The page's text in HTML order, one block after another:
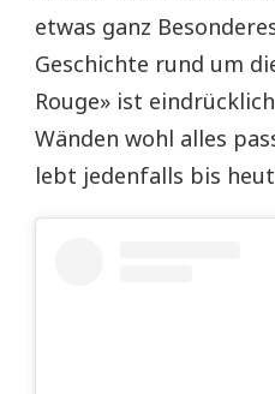
etwas ganz
Geschichte rund um
Rouge» ist
Wänden wohl alles
lebt jedenfalls bis